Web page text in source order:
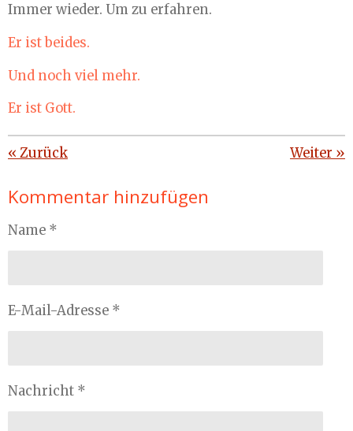
Immer wieder. Um zu erfahren.
Er ist beides.
Und noch viel mehr.
Er ist Gott.
« Zurück Weiter »
Kommentar hinzufügen
Name *
E-Mail-Adresse *
Nachricht *